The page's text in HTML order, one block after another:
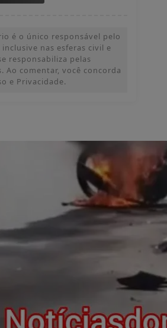
é o único responsável pelo
nas esferas civil e
responsabiliza pelas
Ao comentar, você concorda
e Privacidade.